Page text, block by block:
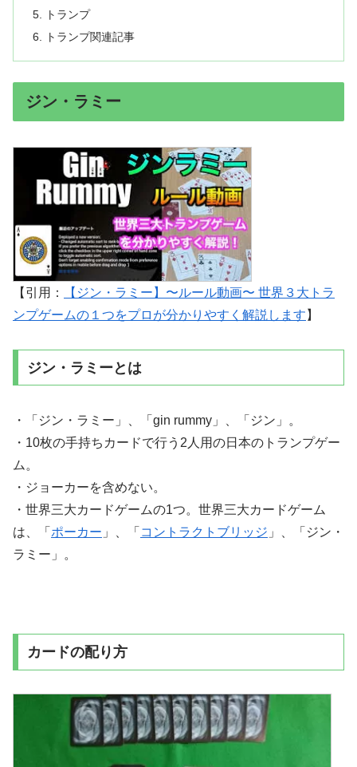
トランプ
トランプ関連記事
ジン・ラミー
【引用：
【ジン・ラミー】〜ルール動画〜 世界３大トラ
ンプゲームの１つをプロが分かりやすく解説します 】
ジン・ラミーとは
・「ジン・ラミー」、「gin rummy」、「ジン」。
・10枚の手持ちカードで行う2人用の日本のトランプゲー
ム。
・ジョーカーを含めない。
・世界三大カードゲームの1つ。世界三大カードゲーム
は、「 ポーカー 」、「 コントラクトブリッジ 」、「ジン・
ラミー」。
カードの配り方